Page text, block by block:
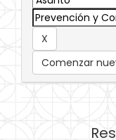
Comenzar